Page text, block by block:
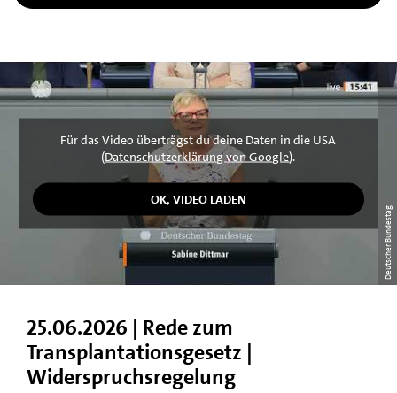
Für das Video überträgst du deine Daten in die USA
(Datenschutzerklärung von Google).
Deutscher Bundestag
25.06.2026 | Rede zum
Transplantationsgesetz |
Widerspruchsregelung